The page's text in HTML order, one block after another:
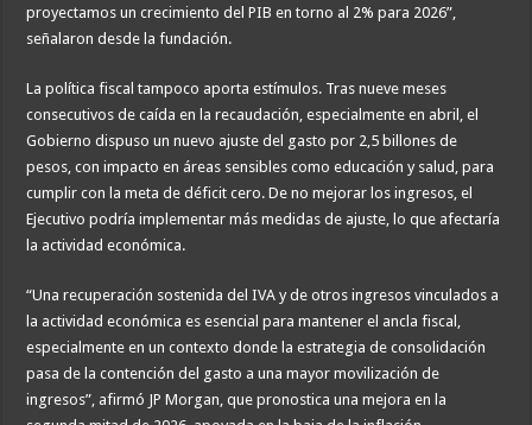
proyectamos un crecimiento del PIB en torno al 2% para 2026”,
señalaron desde la fundación.
La política fiscal tampoco aporta estímulos. Tras nueve meses
consecutivos de caída en la recaudación, especialmente en abril, el
Gobierno dispuso un nuevo ajuste del gasto por 2,5 billones de
pesos, con impacto en áreas sensibles como educación y salud, para
cumplir con la meta de déficit cero. De no mejorar los ingresos, el
Ejecutivo podría implementar más medidas de ajuste, lo que afectaría
la actividad económica.
“Una recuperación sostenida del IVA y de otros ingresos vinculados a
la actividad económica es esencial para mantener el ancla fiscal,
especialmente en un contexto donde la estrategia de consolidación
pasa de la contención del gasto a una mayor movilización de
ingresos”, afirmó JP Morgan, que pronostica una mejora en la